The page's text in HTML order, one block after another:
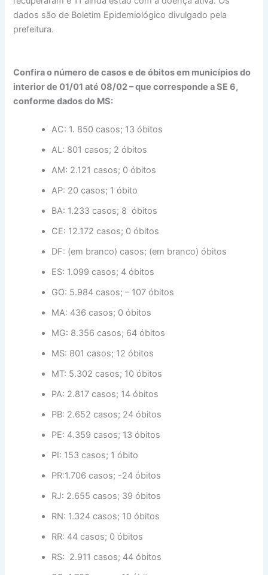
dados são de Boletim Epidemiológico divulgado pela
prefeitura.
Confira o número de casos e de óbitos em municípios do
interior de 01/01 até 08/02 – que corresponde a SE 6,
conforme dados do MS:
AC: 1. 850 casos; 13 óbitos
AL: 801 casos; 2 óbitos
AM: 2.121 casos; 0 óbitos
AP: 20 casos; 1 óbito
BA: 1.233 casos; 8 óbitos
CE: 12.172 casos; 0 óbitos
DF: (em branco) casos; (em branco) óbitos
ES: 1.099 casos; 4 óbitos
GO: 5.984 casos; – 107 óbitos
MA: 436 casos; 0 óbitos
MG: 8.356 casos; 64 óbitos
MS: 801 casos; 12 óbitos
MT: 5.302 casos; 10 óbitos
PA: 2.817 casos; 14 óbitos
PB: 2.652 casos; 24 óbitos
PE: 4.359 casos; 13 óbitos
PI: 153 casos; 1 óbito
PR:1.706 casos; -24 óbitos
RJ: 2.655 casos; 39 óbitos
RN: 1.324 casos; 10 óbitos
RR: 44 casos; 0 óbitos
RS: 2.911 casos; 44 óbitos